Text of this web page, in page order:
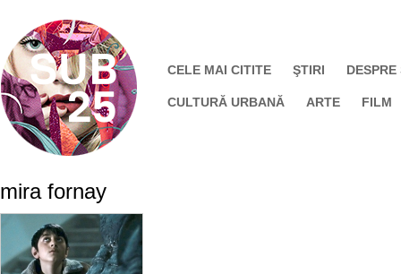
CELE MAI CITITE ŞTIRI DESPRE
CULTURĂ URBANĂ ARTE FILM
mira fornay